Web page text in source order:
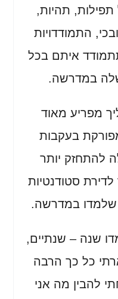
תפילות, תהיות,
התמודדויות
איתם בכל
במדרשה.
מפריע מאוד
בעקבות
להתחזק יותר
סטודנטיות
שלמדו במדרשה.
שנה – שנתיים,
כל כך הרבה
להבין מה אני